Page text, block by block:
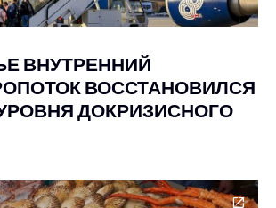
ВНУТРЕННИЙ
ВОССТАНОВИЛСЯ
УРОВНЯ ДОКРИЗИСНОГО